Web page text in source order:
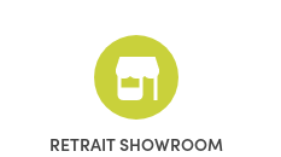
(9 avis)
RETRAIT SHOWROOM